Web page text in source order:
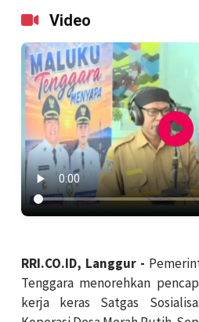
Video
RRI.CO.ID, Langgur -
Tenggara menorehkan
kerja keras Satgas